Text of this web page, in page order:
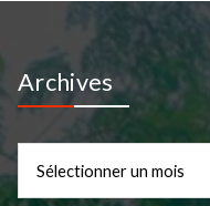
Archives